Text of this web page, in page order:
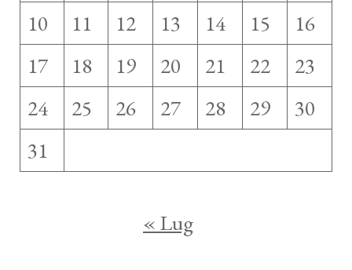
10
11 12 13 14 15
16
17
18 19 20 21 22
23
24
25 26 27 28 29
30
31
« Lug